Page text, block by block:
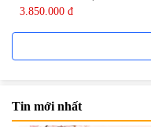
3.850.000 đ
Tin mới nhất